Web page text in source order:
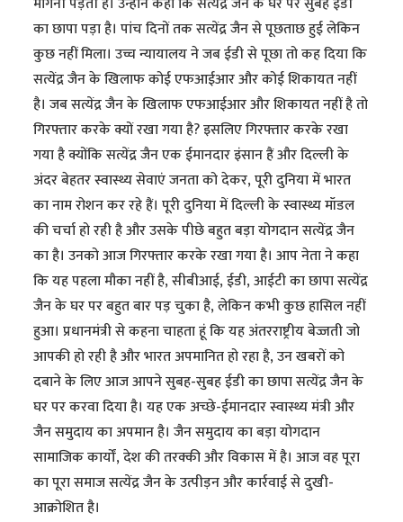
का छापा पड़ा है। पांच दिनों तक सत्येंद्र जैन से पूछताछ हुई लेकिन
कुछ नहीं मिला। उच्च न्यायालय ने जब ईडी से पूछा तो कह दिया कि
सत्येंद्र जैन के खिलाफ कोई एफआईआर और कोई शिकायत नहीं
है। जब सत्येंद्र जैन के खिलाफ एफआईआर और शिकायत नहीं है तो
गिरफ्तार करके क्यों रखा गया है? इसलिए गिरफ्तार करके रखा
गया है क्योंकि सत्येंद्र जैन एक ईमानदार इंसान हैं और दिल्ली के
अंदर बेहतर स्वास्थ्य सेवाएं जनता को देकर, पूरी दुनिया में भारत
का नाम रोशन कर रहे हैं। पूरी दुनिया में दिल्ली के स्वास्थ्य मॉडल
की चर्चा हो रही है और उसके पीछे बहुत बड़ा योगदान सत्येंद्र जैन
का है। उनको आज गिरफ्तार करके रखा गया है। आप नेता ने कहा
कि यह पहला मौका नहीं है, सीबीआई, ईडी, आईटी का छापा सत्येंद्र
जैन के घर पर बहुत बार पड़ चुका है, लेकिन कभी कुछ हासिल नहीं
हुआ। प्रधानमंत्री से कहना चाहता हूं कि यह अंतरराष्ट्रीय बेज्जती जो
आपकी हो रही है और भारत अपमानित हो रहा है, उन खबरों को
दबाने के लिए आज आपने सुबह-सुबह ईडी का छापा सत्येंद्र जैन के
घर पर करवा दिया है। यह एक अच्छे-ईमानदार स्वास्थ्य मंत्री और
जैन समुदाय का अपमान है। जैन समुदाय का बड़ा योगदान
सामाजिक कार्यों, देश की तरक्की और विकास में है। आज वह पूरा
का पूरा समाज सत्येंद्र जैन के उत्पीड़न और कार्रवाई से दुखी-
आक्रोशित है।